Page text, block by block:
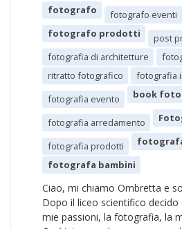
fotografo
fotografo eventi
fotografo prodotti
post
fotografia di architetture
ritratto fotografico
fotografia
fotografia evento
book
fotografia arredamento
fotografia prodotti
fotografa bambini
Ciao, mi chiamo Ombretta e
Dopo il liceo scientifico decido
mie passioni, la fotografia, la